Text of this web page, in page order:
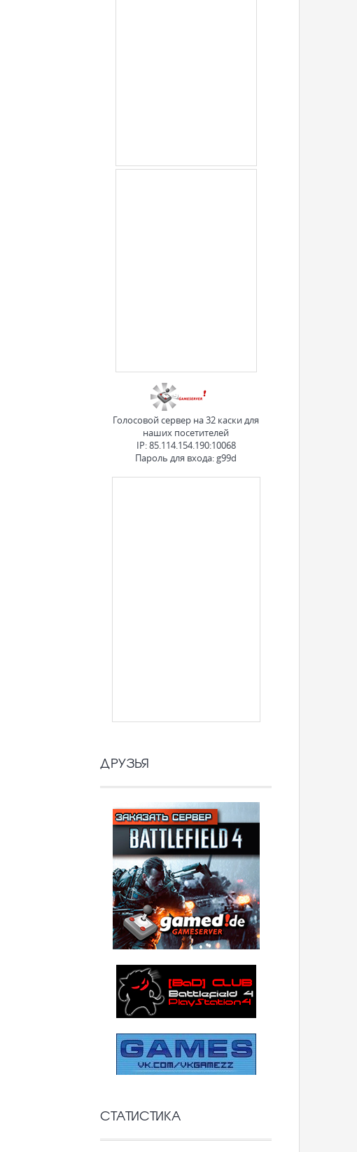
Голосовой сервер на 32 каски для
наших посетителей
IP: 85.114.154.190:10068
Пароль для входа: g99d
ДРУЗЬЯ
СТАТИСТИКА